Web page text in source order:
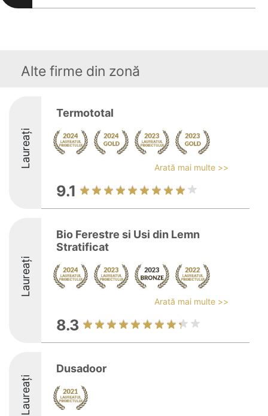
Alte firme din zonă
Laureați
Termototal
Arată mai multe >>
9.1
Laureați
Bio Ferestre si Usi din Lemn
Stratificat
Arată mai multe >>
8.3
Laureați
Dusadoor